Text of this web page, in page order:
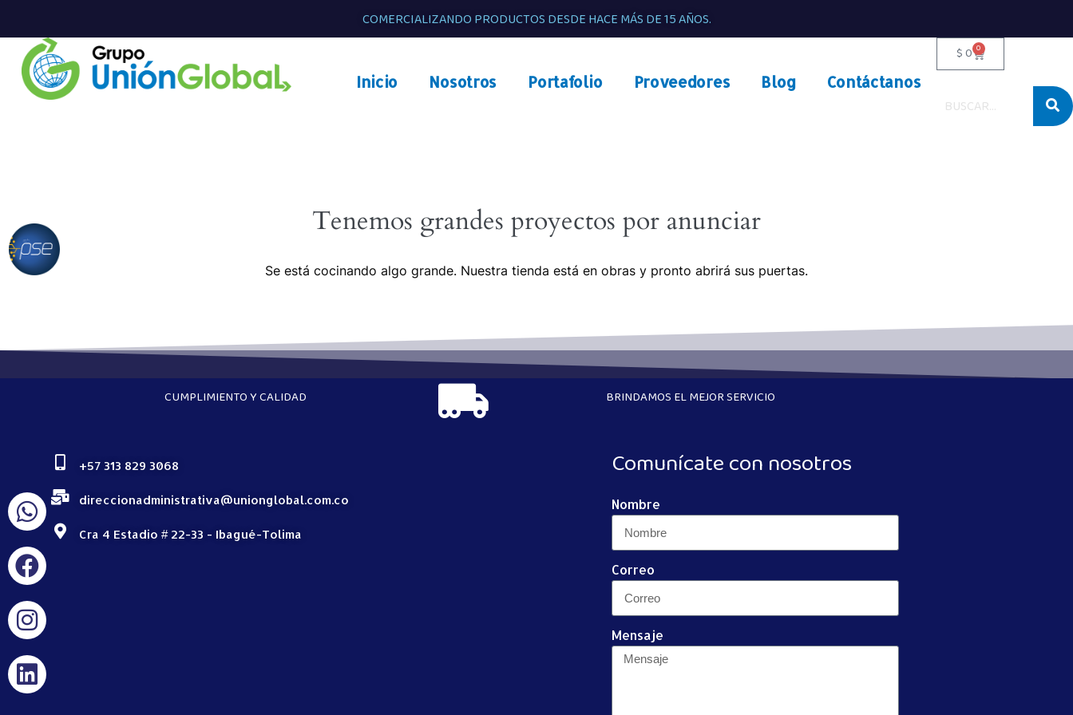
COMERCIALIZANDO PRODUCTOS DESDE HACE MÁS DE 15 AÑOS.
Inicio Nosotros Portafolio Proveedores Blog Contáctanos
$0 0
Tenemos grandes proyectos por anunciar
Se está cocinando algo grande. Nuestra tienda está en obras y pronto abrirá sus puertas.
CUMPLIMIENTO Y CALIDAD BRINDAMOS EL MEJOR SERVICIO
+57 313 829 3068
direccionadministrativa@unionglobal.com.co
Cra 4 Estadio # 22-33 - Ibagué-Tolima
Comunícate con nosotros
Nombre
Correo
Mensaje